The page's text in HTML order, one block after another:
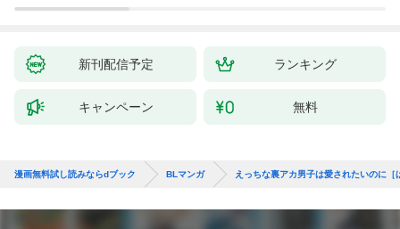
新刊配信予定 ランキング
キャンペーン 無料
漫画無料試し読みならdブック BLマンガ えっちな裏アカ男子は愛されたいのに［